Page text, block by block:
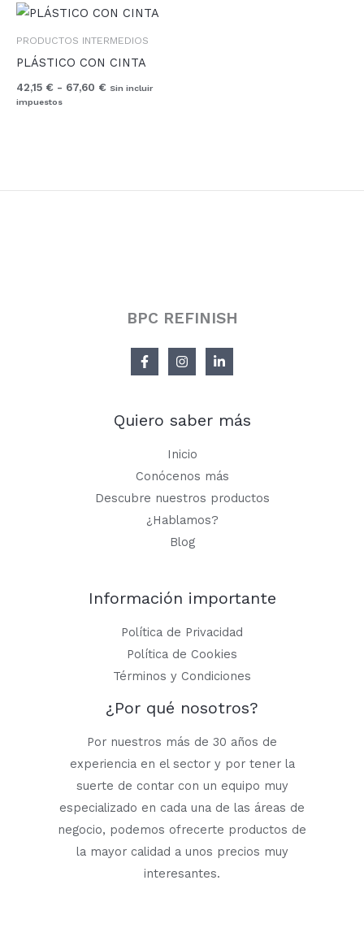
PRODUCTOS INTERMEDIOS
PLÁSTICO CON CINTA
42,15 € - 67,60 €
Rango
precios:
42,15 €
67,60 €
Sin incluir
impuestos
BPC REFINISH
Quiero saber más
Inicio
Conócenos más
Descubre nuestros productos
¿Hablamos?
Blog
Información importante
Política de Privacidad
Política de Cookies
Términos y Condiciones
¿Por qué nosotros?
Por nuestros más de 30 años de
experiencia en el sector y por tener la
suerte de contar con un equipo muy
especializado en cada una de las áreas de
negocio, podemos ofrecerte productos de
la mayor calidad a unos precios muy
interesantes.